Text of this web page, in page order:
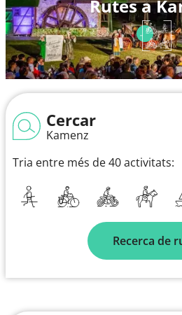
Rutes a
Cercar
Kamenz
Tria entre més de 40 activitats:
Recerca de